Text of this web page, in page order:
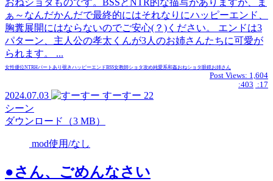
ぁ～なんだかんだで最終的にはそれなりにハッピーエンド、
胸糞展開にはならないのでご安心(？)ください。 エンドは3
パターン、主人公の孝太くんが3人のお姉さんたちに可愛が
られます。 ...
女性優位NTRHパートあり 覗きハッピーエンドBSS女教師ショタ攻め純愛系和姦おねショタ眼鏡お姉さん
Post Views: 1,604
:403 :17
2024.07.03 すーすー 22
シーン
ダウンロード（3 MB）
mod使用/なし
●さん、ごめんなさい